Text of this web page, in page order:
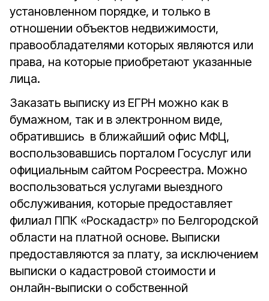
установленном порядке, и только в
отношении объектов недвижимости,
правообладателями которых являются или
права, на которые приобретают указанные
лица.
Заказать выписку из ЕГРН можно как в
бумажном, так и в электронном виде,
обратившись в ближайший офис МФЦ,
воспользовавшись порталом Госуслуг или
официальным сайтом Росреестра. Можно
воспользоваться услугами выездного
обслуживания, которые предоставляет
филиал ППК «Роскадастр» по Белгородской
области на платной основе. Выписки
предоставляются за плату, за исключением
выписки о кадастровой стоимости и
онлайн-выписки о собственной